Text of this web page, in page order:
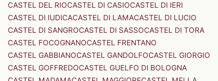
CASTEL DEL RIOCASTEL DI CASIOCASTEL DI IERI
CASTEL DI IUDICACASTEL DI LAMACASTEL DI LUCIO
CASTEL DI SANGROCASTEL DI SASSOCASTEL DI TORA
CASTEL FOCOGNANOCASTEL FRENTANO
CASTEL GABBIANOCASTEL GANDOLFOCASTEL GIORGIO
CASTEL GOFFREDOCASTEL GUELFO DI BOLOGNA